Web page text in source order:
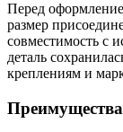
Перед
размер
совместимость с
деталь
креплениям и
Преимущества